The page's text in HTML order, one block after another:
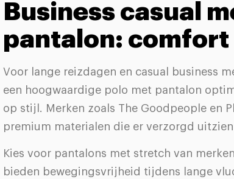
Business casual
pantalon: comfort
Voor lange reizdagen en casual business
een hoogwaardige polo met pantalon
op stijl. Merken zoals The Goodpeople en
premium materialen die er verzorgd
Kies voor pantalons met stretch van
bieden bewegingsvrijheid tijdens lange